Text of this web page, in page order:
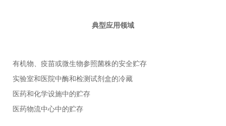
典型应用领域
有机物、疫苗或微生物参照菌株的安全贮存
实验室和医院中酶和检测试剂盒的冷藏
医药和化学设施中的贮存
医药物流中心中的贮存